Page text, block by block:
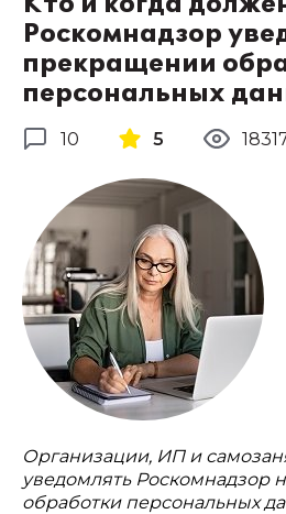
Роскомнадзор
прекращении
персональных
10 5
Организации, ИП и
уведомлять Роскомнадзор
обработки персональных